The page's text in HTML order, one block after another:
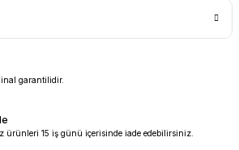
garantilidir.
ürünleri 15 iş günü içerisinde iade edebilirsiniz.